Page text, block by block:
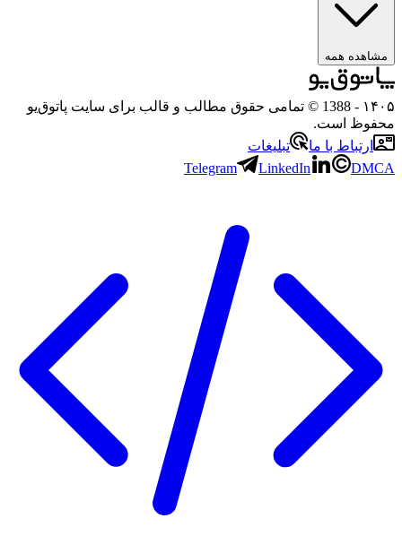
مشاهده همه
۱۴۰۵
- 1388 © تمامی حقوق مطالب و قالب برای سایت پاتوق‌یو
محفوظ است.
ارتباط با ما
تبلیغات
Telegram
LinkedIn DMCA